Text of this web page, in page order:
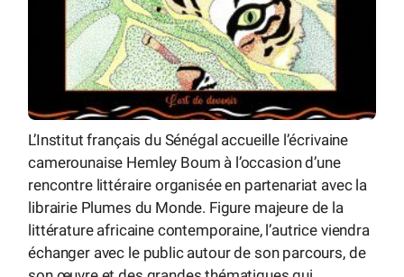
L’Institut français du Sénégal accueille l’écrivaine
camerounaise Hemley Boum à l’occasion d’une
rencontre littéraire organisée en partenariat avec la
librairie Plumes du Monde. Figure majeure de la
littérature africaine contemporaine, l’autrice viendra
échanger avec le public autour de son parcours, de